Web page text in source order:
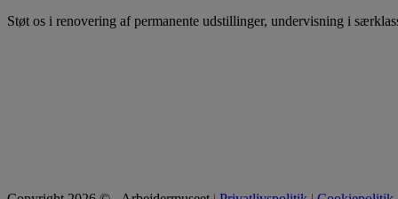
Støt os i renovering af permanente udstillinger, undervisning i